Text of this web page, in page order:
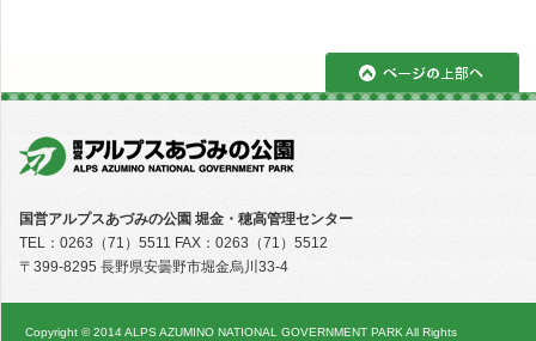
国営アルプスあづみの公園 堀金・穂高管理センター
TEL：0263（71）5511 FAX：0263（71）5512
〒399-8295 長野県安曇野市堀金烏川33-4
Copyright © 2014 ALPS AZUMINO NATIONAL GOVERNMENT PARK All Rights